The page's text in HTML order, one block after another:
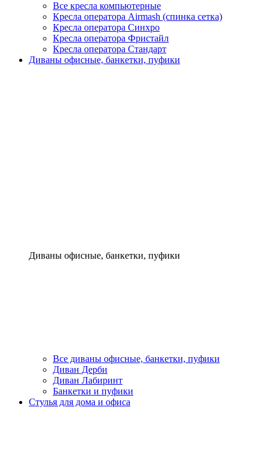
Все кресла компьютерные
Кресла оператора Airmash (спинка сетка)
Кресла оператора Синхро
Кресла оператора Фристайл
Кресла оператора Стандарт
Диваны офисные, банкетки, пуфики
Диваны офисные, банкетки, пуфики
Все диваны офисные, банкетки, пуфики
Диван Дерби
Диван Лабиринт
Банкетки и пуфики
Стулья для дома и офиса